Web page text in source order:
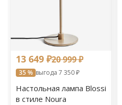
13 649 ₽20 999 ₽
35 % выгода 7 350 ₽
Настольная лампа Blossi
в стиле Noura